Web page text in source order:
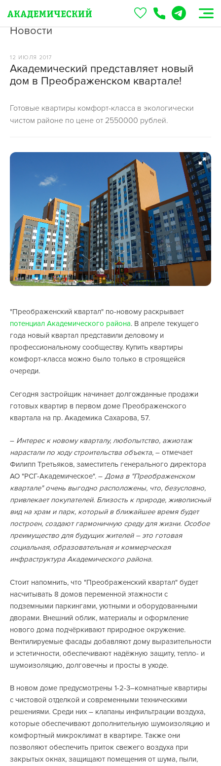
Новости
12 ИЮЛЯ 2017
Академический представляет новый
дом в Преображенском квартале!
Готовые квартиры комфорт-класса в экологически
чистом районе по цене от 2550000 рублей.
"Преображенский квартал" по-новому раскрывает
потенциал Академического района. В апреле текущего
года новый квартал представили деловому и
профессиональному сообществу. Купить квартиры
комфорт-класса можно было только в строящейся
очереди.
Сегодня застройщик начинает долгожданные продажи
готовых квартир в первом доме Преображенского
квартала на пр. Академика Сахарова, 57.
– Интерес к новому кварталу, любопытство, ажиотаж
нарастали по ходу строительства объекта, – отмечает
Филипп Третьяков, заместитель генерального директора
АО "РСГ-Академическое". – Дома в "Преображенском
квартале" очень выгодно расположены, что, безусловно,
привлекает покупателей. Близость к природе, живописный
вид на храм и парк, который в ближайшее время будет
построен, создают гармоничную среду для жизни. Особое
преимущество для будущих жителей – это готовая
социальная, образовательная и коммерческая
инфраструктура Академического района.
Стоит напомнить, что "Преображенский квартал" будет
насчитывать 8 домов переменной этажности с
подземными паркингами, уютными и оборудованными
дворами. Внешний облик, материалы и оформление
нового дома подчёркивают природное окружение.
Вентилируемые фасады добавляют дому выразительности
и эстетичности, обеспечивают надёжную защиту, тепло- и
шумоизоляцию, долговечны и просты в уходе.
В новом доме предусмотрены 1-2-3–комнатные квартиры
с чистовой отделкой и современными техническими
решениями. Среди них – клапаны инфильтрации воздуха,
которые обеспечивают дополнительную шумоизоляцию и
комфортный микроклимат в квартире. Также они
позволяют обеспечить приток свежего воздуха при
закрытых окнах, защищают помещения от шума, пыли,